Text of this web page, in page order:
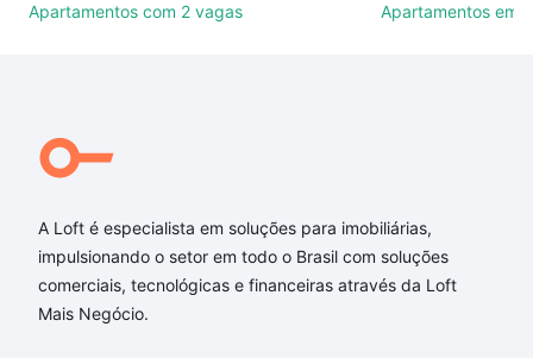
combinar perfeitamente com o preço, metragem e
Sorocaba, SP ideal para você na Loft.
Qual o preço de Apartamentos com 1 vaga à venda
Aqui na Loft temos a oferta ideal para você, com
Apartamentos com 1 vaga à venda em Jardim
Golden Park Residence II, Sorocaba, SP que custam
Apartamentos com 2 vagas
Apartamentos em
A Loft é especialista em soluções para imobiliárias,
impulsionando o setor em todo o Brasil com soluções
comerciais, tecnológicas e financeiras através da Loft
Mais Negócio.